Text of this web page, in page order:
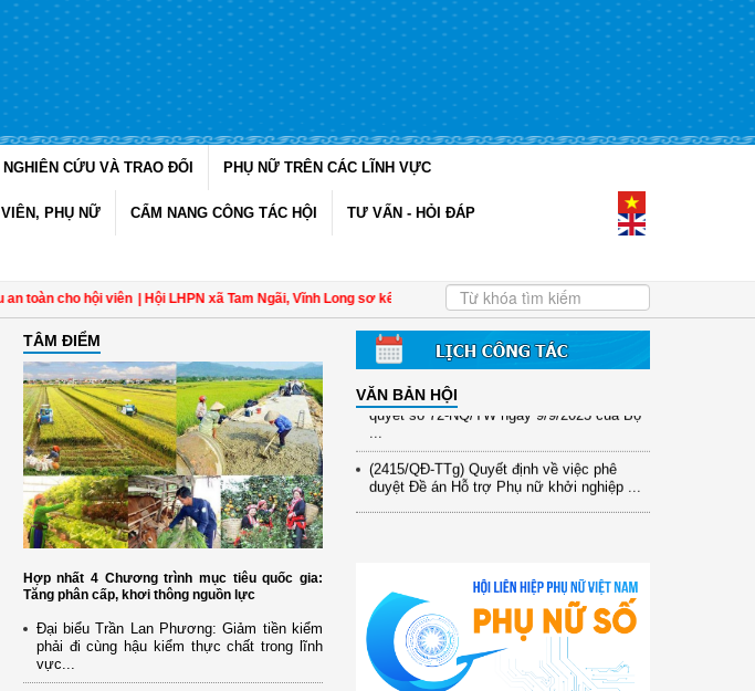
NGHIÊN CỨU VÀ TRAO ĐỔI PHỤ NỮ TRÊN CÁC LĨNH VỰC
PHỤ NỮ CẨM NANG CÔNG TÁC HỘI TƯ VẤN - HỎI ĐÁP
cho hội viên | Hội LHPN xã Tam Ngãi, Vĩnh Long sơ kết công tác Hội và phong trào phụ nữ 6 tháng đầu năm 2026
TÂM ĐIỂM
Hợp nhất 4 Chương trình mục tiêu quốc gia:
Tăng phân cấp, khơi thông nguồn lực
Đại biểu Trần Lan Phương: Giảm tiền kiểm
phải đi cùng hậu kiểm thực chất trong lĩnh
vực...
VĂN BẢN HỘI
(12/TB-HĐKH) V/v đăng ký, đề xuất nhiệm
vụ Khoa học, công nghệ và đổi mới ...
(417/QĐ-BNNMT) Quyết định phê duyệt
...
quyết số 72-NQ/TW ngày 9/9/2025 của Bộ
...
(2415/QĐ-TTg) Quyết định về việc phê
duyệt Đề án Hỗ trợ Phụ nữ khởi nghiệp ...